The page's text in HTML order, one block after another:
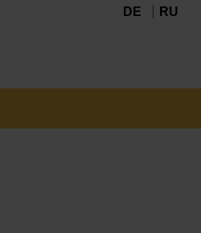
DE RU